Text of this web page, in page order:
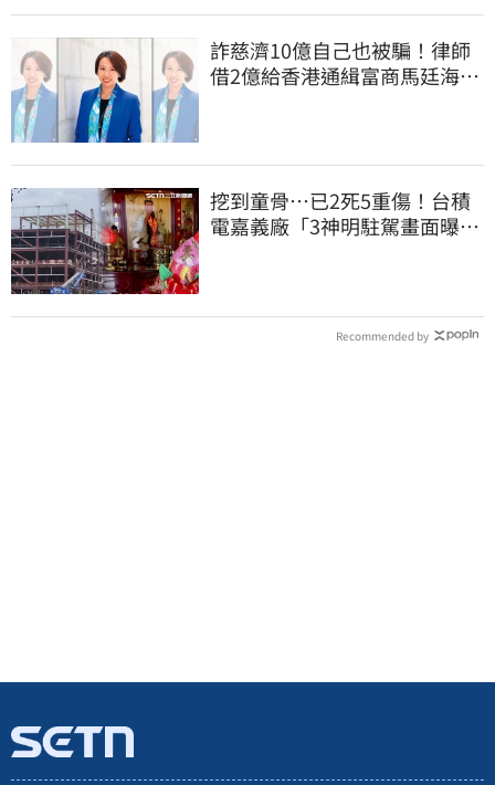
詐慈濟10億自己也被騙！律師
借2億給香港通緝富商馬廷海建
挖到童骨…已2死5重傷！台積
電嘉義廠「3神明駐駕畫面曝
Recommended by